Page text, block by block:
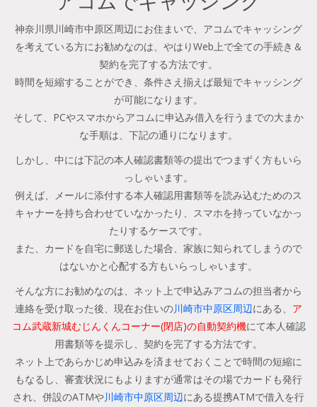
神奈川県川崎市中原区周辺にお住まいで、アコムでキャッシング
を考えている方にお勧めなのは、やはりWeb上で全ての手続き＆
契約を完了する方法です。
時間を短縮することができ、条件さえ揃えば最短でキャッシング
が可能になります。
そして、PCやスマホからアコムに申込み借入を行うまでの大まか
な手順は、下記の通りになります。
しかし、中には下記の本人確認書類等の提出でつまずく方もいら
っしゃいます。
例えば、メールに添付する本人確認用書類等を読み込むためのス
キャナーを持ち合わせていなかったり、スマホを持っていなかっ
たりするケースです。
また、カードを自宅に郵送した場合、家族に知られてしまうので
はないかと心配する方もいらっしゃいます。
そんな方にお勧めなのは、ネット上で申込みアコムの担当者から
連絡を受け取った後、現在お住いの川崎市中原区周辺にある、 ア
コム武蔵新城むじんくんコーナー(閉店)の自動契約機にて本人確認
用書類等を提示し、契約を完了する方法です。
ネット上であらかじめ申込みを済ませておくことで時間の短縮に
もなるし、審査状況にもよりますが通常はその場でカードも発行
され、併設のATMや川崎市中原区周辺にある提携ATMで借入を行